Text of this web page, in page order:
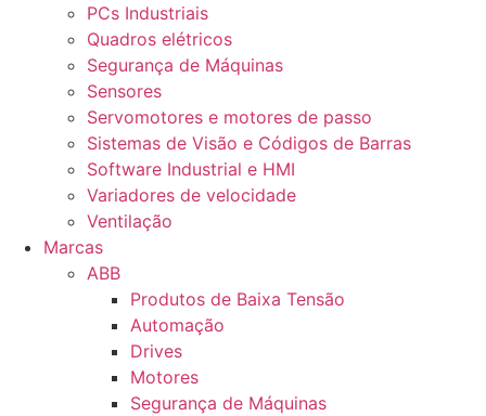
PCs Industriais
Quadros elétricos
Segurança de Máquinas
Sensores
Servomotores e motores de passo
Sistemas de Visão e Códigos de Barras
Software Industrial e HMI
Variadores de velocidade
Ventilação
Marcas
ABB
Produtos de Baixa Tensão
Automação
Drives
Motores
Segurança de Máquinas